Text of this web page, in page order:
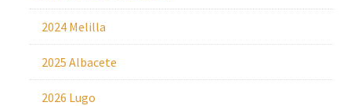
2024 Melilla
2025 Albacete
2026 Lugo